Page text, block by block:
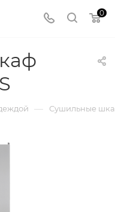
0
— Сушильные